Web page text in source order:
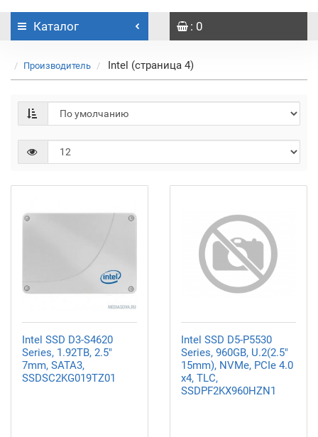
Каталог : 0
Производитель Intel (страница 4)
Intel SSD D3-S4620
Series, 1.92TB, 2.5"
7mm, SATA3,
SSDSC2KG019TZ01
Intel SSD D5-P5530
Series, 960GB, U.2(2.5"
15mm), NVMe, PCIe 4.0
x4, TLC,
SSDPF2KX960HZN1